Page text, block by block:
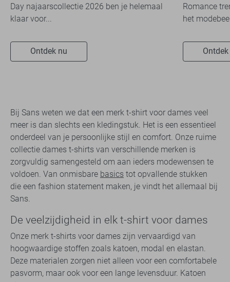
Day najaarscollectie 2026 ben je helemaal
klaar voor...
Ontdek nu
Romance
het
Bij Sans weten we dat een merk t-shirt voor dames veel
meer is dan slechts een kledingstuk. Het is een essentieel
onderdeel van je persoonlijke stijl en comfort. Onze ruime
collectie dames t-shirts van verschillende merken is
zorgvuldig samengesteld om aan ieders modewensen te
voldoen. Van onmisbare basics tot opvallende stukken
die een fashion statement maken, je vindt het allemaal bij
Sans.
De veelzijdigheid in elk t-shirt voor dames
Onze merk t-shirts voor dames zijn vervaardigd van
hoogwaardige stoffen zoals katoen, modal en elastan.
Deze materialen zorgen niet alleen voor een comfortabele
pasvorm, maar ook voor een lange levensduur. Katoen